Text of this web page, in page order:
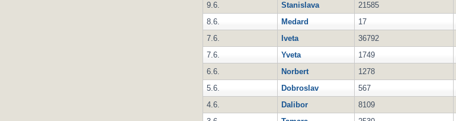
9.6.
Stanislava 21585
8.6.
Medard 17
7.6.
Iveta 36792
7.6.
Yveta 1749
6.6.
Norbert 1278
5.6.
Dobroslav 567
4.6.
Dalibor 8109